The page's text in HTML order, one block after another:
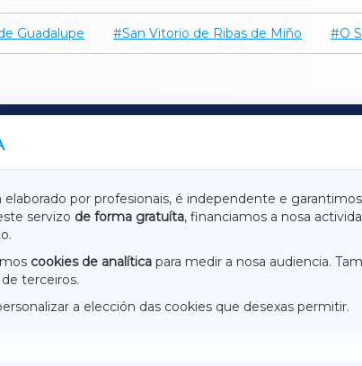
Guadalupe San Vitorio de Ribas de Miño O
por profesionais, é independente e
servizo de forma gratuíta, financiamos a nosa
cookies de analítica para medir a nosa audiencia.
terceiros.
a elección das cookies que desexas permitir.
LUGOXA
RIBEIRASACRAXA